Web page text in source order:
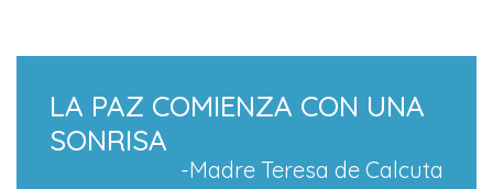
LA PAZ COMIENZA CON UNA
SONRISA
-Madre Teresa de Calcuta